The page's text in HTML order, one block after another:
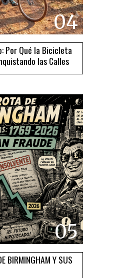
04
Por Qué la Bicicleta
las Calles
05
BIRMINGHAM Y SUS